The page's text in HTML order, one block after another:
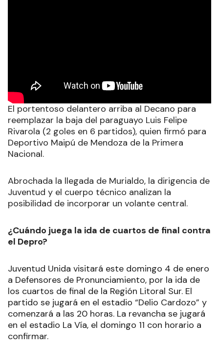
El portentoso delantero arriba al Decano para
reemplazar la baja del paraguayo Luis Felipe
Rivarola (2 goles en 6 partidos), quien firmó para
Deportivo Maipú de Mendoza de la Primera
Nacional.
Abrochada la llegada de Murialdo, la dirigencia de
Juventud y el cuerpo técnico analizan la
posibilidad de incorporar un volante central.
¿Cuándo juega la ida de cuartos de final contra
el Depro?
Juventud Unida visitará este domingo 4 de enero
a Defensores de Pronunciamiento, por la ida de
los cuartos de final de la Región Litoral Sur. El
partido se jugará en el estadio “Delio Cardozo” y
comenzará a las 20 horas. La revancha se jugará
en el estadio La Vía, el domingo 11 con horario a
confirmar.